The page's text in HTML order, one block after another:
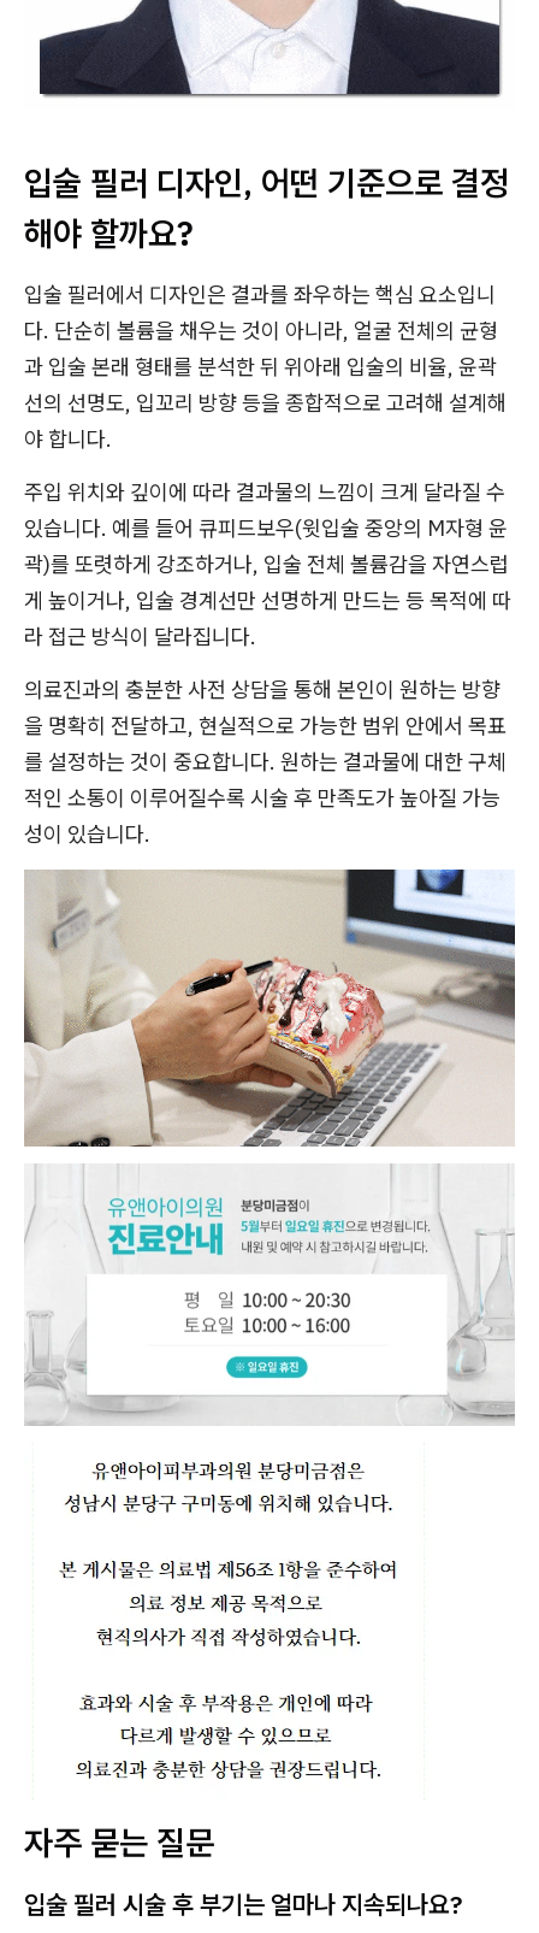
입술 필러 디자인, 어떤 기준으로 결정
해야 할까요?
입술 필러에서 디자인은 결과를 좌우하는 핵심 요소입니
다. 단순히 볼륨을 채우는 것이 아니라, 얼굴 전체의 균형
과 입술 본래 형태를 분석한 뒤 위아래 입술의 비율, 윤곽
선의 선명도, 입꼬리 방향 등을 종합적으로 고려해 설계해
야 합니다.
주입 위치와 깊이에 따라 결과물의 느낌이 크게 달라질 수
있습니다. 예를 들어 큐피드보우(윗입술 중앙의 M자형 윤
곽)를 또렷하게 강조하거나, 입술 전체 볼륨감을 자연스럽
게 높이거나, 입술 경계선만 선명하게 만드는 등 목적에 따
라 접근 방식이 달라집니다.
의료진과의 충분한 사전 상담을 통해 본인이 원하는 방향
을 명확히 전달하고, 현실적으로 가능한 범위 안에서 목표
를 설정하는 것이 중요합니다. 원하는 결과물에 대한 구체
적인 소통이 이루어질수록 시술 후 만족도가 높아질 가능
성이 있습니다.
자주 묻는 질문
입술 필러 시술 후 부기는 얼마나 지속되나요?